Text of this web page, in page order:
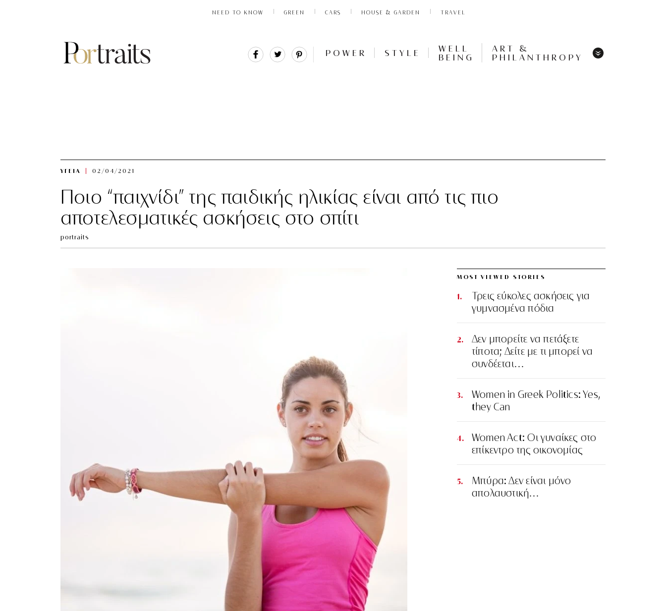
NEED TO KNOW GREEN CARS HOUSE & GARDEN TRAVEL
Share Tweet POWER STYLE
WELL
BEING
ART &
PHILANTHROPY
ΥΓΕΙΑ 02/04/2021
Ποιο “παιχνίδι” της παιδικής ηλικίας είναι από τις πιο
αποτελεσματικές ασκήσεις στο σπίτι
portraits
MOST VIEWED STORIES
Τρεις εύκολες ασκήσεις για
γυμνασμένα πόδια
Δεν μπορείτε να πετάξετε
τίποτα; Δείτε με τι μπορεί να
συνδέεται…
Women in Greek Politics: Yes,
they Can
Women Act: Οι γυναίκες στο
επίκεντρο της οικονομίας
Μπύρα: Δεν είναι μόνο
απολαυστική…